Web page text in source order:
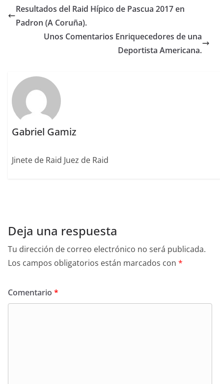
e
b
o
te
r
l e
n
l re p
rt
ir
Resultados del Raid Hípico de Pascua 2017 en
Padron (A Coruña).
Unos Comentarios Enriquecedores de una
Deportista Americana.
Gabriel Gamiz
Jinete de Raid Juez de Raid
Deja una respuesta
Tu dirección de correo electrónico no será publicada.
Los campos obligatorios están marcados con *
Comentario *